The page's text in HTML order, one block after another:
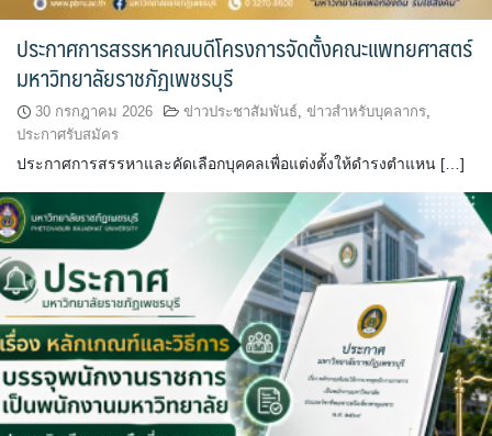
ประกาศการสรรหาคณบดีโครงการจัดตั้งคณะแพทยศาสตร์
มหาวิทยาลัยราชภัฏเพชรบุรี
30 กรกฎาคม 2026 ข่าวประชาสัมพันธ์ ข่าวสำหรับบุคลากร
ประกาศรับสมัคร
ประกาศการสรรหาและคัดเลือกบุคคลเพื่อแต่งตั้งให้ดำรงตำแหน […]